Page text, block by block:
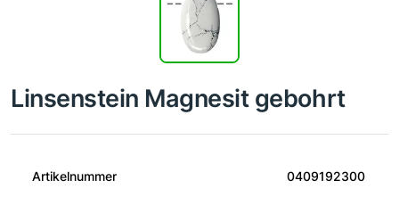
Linsenstein Magnesit gebohrt
Artikelnummer 0409192300